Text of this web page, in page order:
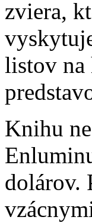
zviera,
listov na
Knihu
dolárov.